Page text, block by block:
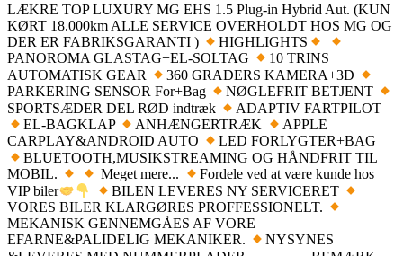
LÆKRE TOP LUXURY MG EHS 1.5 Plug-in Hybrid Aut. (KUN
KØRT 18.000km ALLE SERVICE OVERHOLDT HOS MG OG
DER ER FABRIKSGARANTI )
HIGHLIGHTS
PANOROMA GLASTAG+EL-SOLTAG
10 TRINS
AUTOMATISK GEAR
360 GRADERS KAMERA+3D
PARKERING SENSOR For+Bag
NØGLEFRIT BETJENT
SPORTSÆDER DEL RØD indtræk
ADAPTIV FARTPILOT
EL-BAGKLAP
ANHÆNGERTRÆK
APPLE
CARPLAY&ANDROID AUTO
LED FORLYGTER+BAG
BLUETOOTH,MUSIKSTREAMING OG HÅNDFRIT TIL
MOBIL.
Meget mere...
Fordele ved at være kunde hos
VIP biler
BILEN LEVERES NY SERVICERET
VORES BILER KLARGØRES PROFFESSIONELT.
MEKANISK GENNEMGÅES AF VORE
EFARNE&PALIDELIG MEKANIKER.
NYSYNES